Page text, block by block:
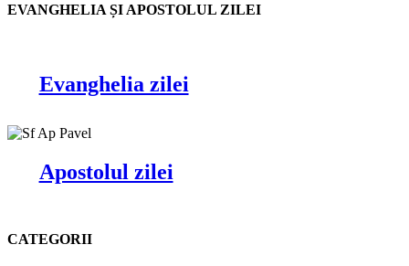
EVANGHELIA ȘI APOSTOLUL ZILEI
Evanghelia zilei
Apostolul zilei
CATEGORII